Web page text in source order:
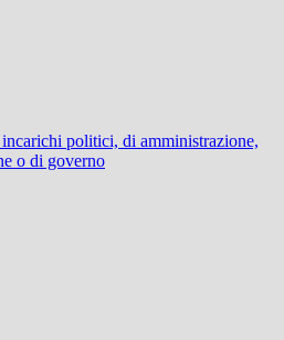
politici, di amministrazione,
o di governo